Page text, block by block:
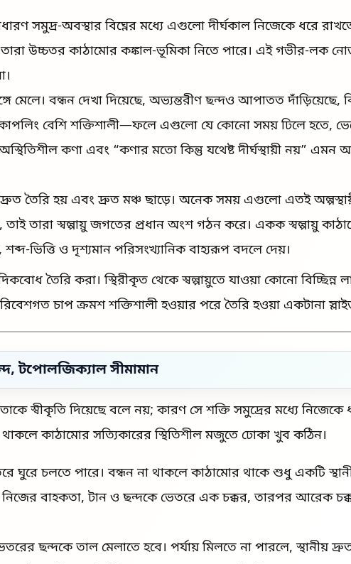
সমুদ্র-অবস্থার বিঘ্নের মধ্যে এগুলো দীর্ঘকাল নিজেকে ধরে
উচ্চতর কাঠামোর কঙ্কাল-ভূমিকা নিতে পারে। এই গভীর-লক
মেলে। বন্ধন দেখা দিয়েছে, অভ্যন্তরীণ ছন্দও আপাতত দাঁড়িয়েছে,
বেশি শক্তিশালী—ফলে এগুলো যে কোনো সময় ঢিলে হতে,
কণা এবং “কণার মতো কিন্তু যথেষ্ট দীর্ঘস্থায়ী নয়”
তৈরি হয় এবং দ্রুত মঞ্চ ছাড়ে। অনেক সময় এগুলো এতই অল্পস্থায়ী
তারা স্বল্পায়ু জগতের প্রধান অংশ গঠন করে। একক স্বল্পায়ু
ভিত্তি ও দৃশ্যমান পরিসংখ্যানিক বাহ্যরূপ বদলে দেয়।
তৈরি করা। স্থিরীকৃত থেকে স্বল্পায়ুতে যাওয়া কোনো
চাপ ক্রমশ শক্তিশালী হওয়ার পরে তৈরি হওয়া একটানা
টপোলজিক্যাল সীমামান
স্বীকৃতি দিয়েছে বলে নয়; কারণ সে শক্তি সমুদ্রের মধ্যে নিজেকে
কাঠামোর সত্যিকারের স্থিতিশীল মজুতে ঢোকা খুব কঠিন।
ঘুরে চলতে পারে। বন্ধন না থাকলে কাঠামোর থাকে শুধু একটি
বাহকতা, টান ও ছন্দকে ভেতরে এক চক্কর, তারপর আরেক
ছন্দকে তাল মেলাতে হবে। পর্যায় মিলতে না পারলে, স্থানীয়